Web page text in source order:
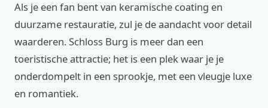
Als je een fan bent van keramische coating en
duurzame restauratie, zul je de aandacht voor detail
waarderen. Schloss Burg is meer dan een
toeristische attractie; het is een plek waar je je
onderdompelt in een sprookje, met een vleugje luxe
en romantiek.